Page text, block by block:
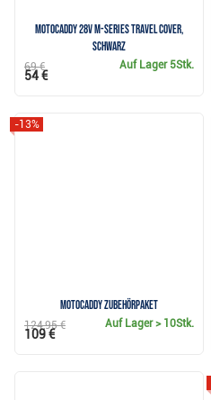
Motocaddy 28V M-Series Travel Cover,
schwarz
Auf Lager 5Stk.
69 €
54 €
Motocaddy Zubehörpaket
-13%
Auf Lager> 10Stk.
124,95 €
109 €